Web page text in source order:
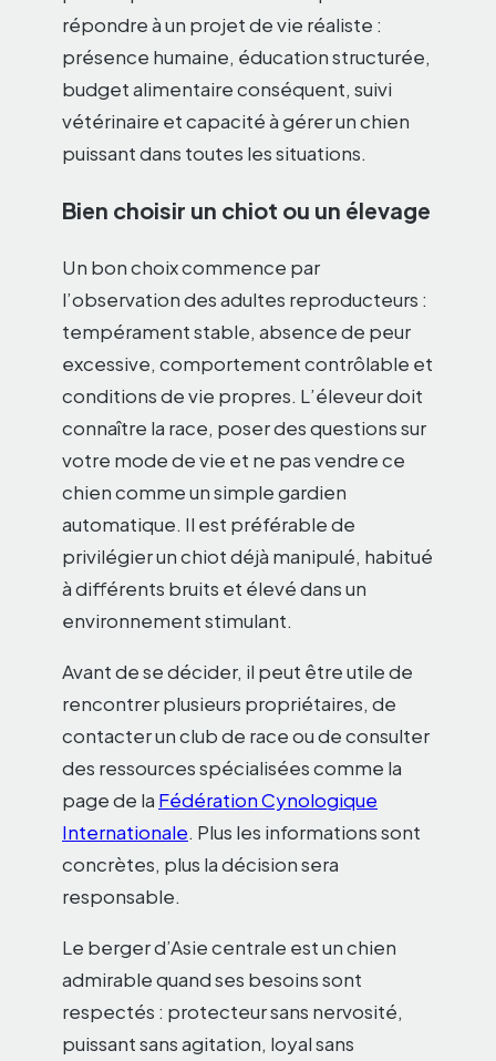
répondre à un projet de vie réaliste :
présence humaine, éducation structurée,
budget alimentaire conséquent, suivi
vétérinaire et capacité à gérer un chien
puissant dans toutes les situations.
Bien choisir un chiot ou un élevage
Un bon choix commence par
l’observation des adultes reproducteurs :
tempérament stable, absence de peur
excessive, comportement contrôlable et
conditions de vie propres. L’éleveur doit
connaître la race, poser des questions sur
votre mode de vie et ne pas vendre ce
chien comme un simple gardien
automatique. Il est préférable de
privilégier un chiot déjà manipulé, habitué
à différents bruits et élevé dans un
environnement stimulant.
Avant de se décider, il peut être utile de
rencontrer plusieurs propriétaires, de
contacter un club de race ou de consulter
des ressources spécialisées comme la
page de la Fédération Cynologique
Internationale. Plus les informations sont
concrètes, plus la décision sera
responsable.
Le berger d’Asie centrale est un chien
admirable quand ses besoins sont
respectés : protecteur sans nervosité,
puissant sans agitation, loyal sans